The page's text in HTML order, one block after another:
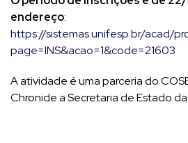
endereço:
https://sistemas.unifesp.br/acad/
page=INS&acao=1&code=21603
A atividade é uma parceria do
Chronide a Secretaria de Estado